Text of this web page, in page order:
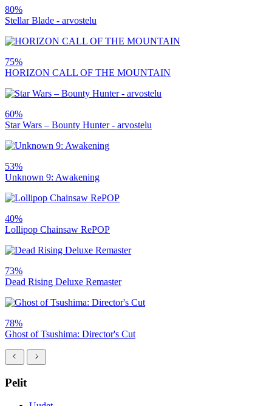
80%
Stellar Blade - arvostelu
75%
HORIZON CALL OF THE MOUNTAIN
60%
Star Wars – Bounty Hunter - arvostelu
53%
Unknown 9: Awakening
40%
Lollipop Chainsaw RePOP
73%
Dead Rising Deluxe Remaster
78%
Ghost of Tsushima: Director's Cut
Pelit